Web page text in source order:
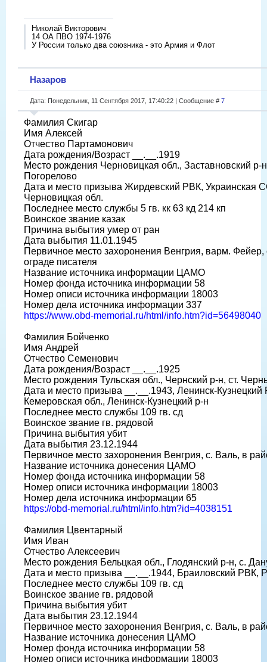
Николай Викторович
14 ОА ПВО 1974-1976
У России только два союзника - это Армия и Флот
Назаров
Дата: Понедельник, 11 Сентября 2017, 17:40:22 | Сообщение # 7
Фамилия Скигар
Имя Алексей
Отчество Партамонович
Дата рождения/Возраст __.__.1919
Место рождения Черновицкая обл., Заставновский р-
Погорелово
Дата и место призыва Жирдевский РВК, Украинская
Черновицкая обл.
Последнее место службы 5 гв. кк 63 кд 214 кп
Воинское звание казак
Причина выбытия умер от ран
Дата выбытия 11.01.1945
Первичное место захоронения Венгрия, варм. Фейер,
ограде писателя
Название источника информации ЦАМО
Номер фонда источника информации 58
Номер описи источника информации 18003
Номер дела источника информации 337
https://www.obd-memorial.ru/html/info.htm?id=56498040
Фамилия Бойченко
Имя Андрей
Отчество Семенович
Дата рождения/Возраст __.__.1925
Место рождения Тульская обл., Чернский р-н, ст.
Дата и место призыва __.__.1943, Ленинск-Кузнецкий
Кемеровская обл., Ленинск-Кузнецкий р-н
Последнее место службы 109 гв. сд
Воинское звание гв. рядовой
Причина выбытия убит
Дата выбытия 23.12.1944
Первичное место захоронения Венгрия, с. Валь, в
Название источника донесения ЦАМО
Номер фонда источника информации 58
Номер описи источника информации 18003
Номер дела источника информации 65
https://obd-memorial.ru/html/info.htm?id=4038151
Фамилия Цвентарный
Имя Иван
Отчество Алексеевич
Место рождения Бельцкая обл., Глодянский р-н, с.
Дата и место призыва __.__.1944, Браиловский РВК,
Последнее место службы 109 гв. сд
Воинское звание гв. рядовой
Причина выбытия убит
Дата выбытия 23.12.1944
Первичное место захоронения Венгрия, с. Валь, в
Название источника донесения ЦАМО
Номер фонда источника информации 58
Номер описи источника информации 18003